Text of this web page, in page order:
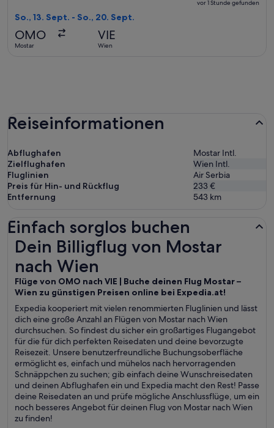
vor 1 Stunde gefunden
So., 13. Sept. - So., 20. Sept.
OMO
Mostar
VIE
Wien
Reiseinformationen
Abflughafen
Mostar Intl.
Zielflughafen
Wien Intl.
Fluglinien
Air Serbia
Preis für Hin- und Rückflug
233 €
Entfernung
543 km
Einfach sorglos buchen
Dein Billigflug von Mostar
nach Wien
Flüge von OMO nach VIE | Buche deinen Flug Mostar –
Wien zu günstigen Preisen online bei Expedia.at!
Expedia kooperiert mit vielen renommierten Fluglinien und lässt
dich eine große Anzahl an Flügen von Mostar nach Wien
durchsuchen. So findest du sicher ein großartiges Flugangebot
für die für dich perfekten Reisedaten und deine bevorzugte
Reisezeit. Unsere benutzerfreundliche Buchungsoberfläche
ermöglicht es, einfach und mühelos nach hervorragenden
Schnäppchen zu suchen; gib einfach deine Wunschreisedaten
und deinen Abflughafen ein und Expedia macht den Rest! Passe
deine Reisedaten an und prüfe mögliche Anschlussflüge, um ein
noch besseres Angebot für deinen Flug von Mostar nach Wien
zu finden!
Dein Billigflug von Mostar nach Wien